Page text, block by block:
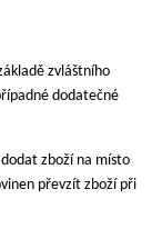
zvláštního
dodatečné
zboží na místo
převzít zboží při